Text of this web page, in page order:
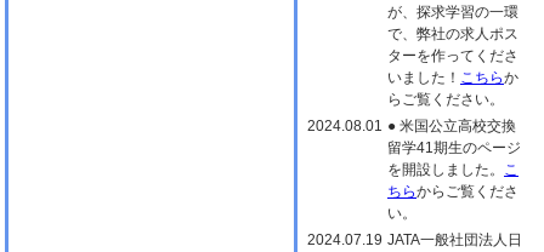
が、探求学習の一環
で、弊社の求人ポス
ターを作ってくださ
いました！ こちらか
らご覧ください。
2024.08.01 ● 米国公立高校交換
留学41期生のページ
を開設しました。 こ
ちらからご覧くださ
い。
2024.07.19 JATA一般社団法人日